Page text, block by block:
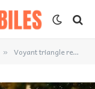
» Voyant triangle reste allumé sur une Mercedes Classe G : Comment faire ?